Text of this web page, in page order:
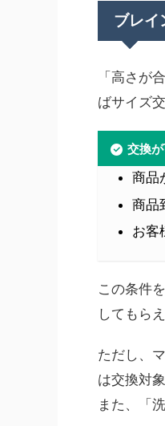
ブレイ
「高さが
ばサイズ
交換
商品
商品
お客
この条件
してもら
ただし、
は交換対
また、「